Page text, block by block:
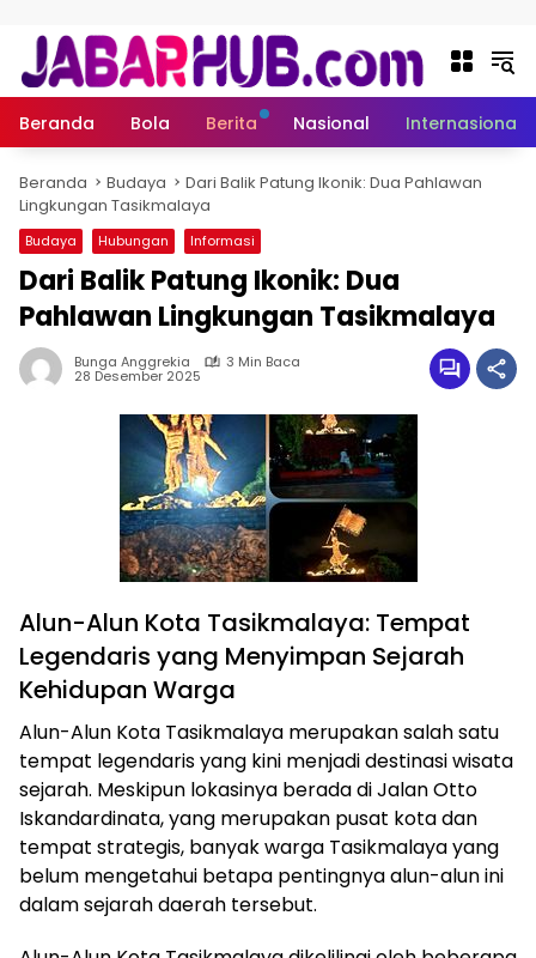
Beranda Bola Berita Nasional Internasional
Beranda Budaya
Dari Balik Patung Ikonik: Dua Pahlawan
Lingkungan Tasikmalaya
Budaya Hubungan Informasi
Dari Balik Patung Ikonik: Dua
Pahlawan Lingkungan Tasikmalaya
Bunga Anggrekia 3 Min Baca
28 Desember 2025
Alun-Alun Kota Tasikmalaya: Tempat
Legendaris yang Menyimpan Sejarah
Kehidupan Warga
Alun-Alun Kota Tasikmalaya merupakan salah satu
tempat legendaris yang kini menjadi destinasi wisata
sejarah. Meskipun lokasinya berada di Jalan Otto
Iskandardinata, yang merupakan pusat kota dan
tempat strategis, banyak warga Tasikmalaya yang
belum mengetahui betapa pentingnya alun-alun ini
dalam sejarah daerah tersebut.